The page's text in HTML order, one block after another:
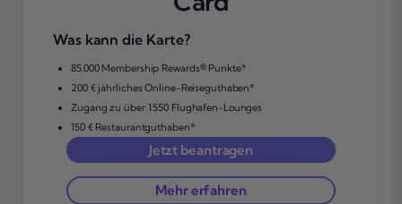
Was kann die Karte?
85.000 Membership Rewards® Punkte*
200 € jährliches Online-Reiseguthaben*
Zugang zu über 1.550 Flughafen-Lounges
150 € Restaurantguthaben*
Jetzt beantragen
Mehr erfahren